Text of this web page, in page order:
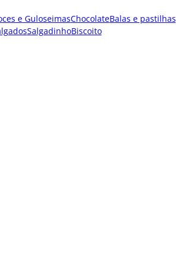
e GuloseimasChocolateBalas e pastilhas
SalgadinhoBiscoito